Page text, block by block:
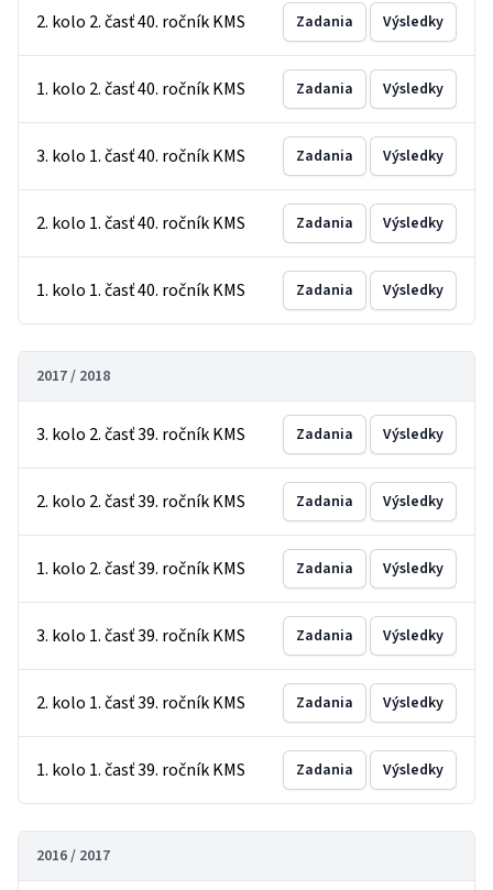
2. kolo 2. časť 40. ročník KMS Zadania Výsledky
1. kolo 2. časť 40. ročník KMS Zadania Výsledky
3. kolo 1. časť 40. ročník KMS Zadania Výsledky
2. kolo 1. časť 40. ročník KMS Zadania Výsledky
1. kolo 1. časť 40. ročník KMS Zadania Výsledky
2017 / 2018
3. kolo 2. časť 39. ročník KMS Zadania Výsledky
2. kolo 2. časť 39. ročník KMS Zadania Výsledky
1. kolo 2. časť 39. ročník KMS Zadania Výsledky
3. kolo 1. časť 39. ročník KMS Zadania Výsledky
2. kolo 1. časť 39. ročník KMS Zadania Výsledky
1. kolo 1. časť 39. ročník KMS Zadania Výsledky
2016 / 2017